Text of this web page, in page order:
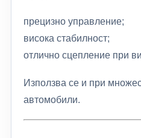
прецизно управление;
висока стабилност;
отлично сцепление при
Използва се и при
автомобили.